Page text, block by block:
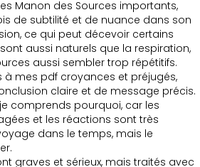
Manon des Sources importants,
de subtilité et de nuance dans son
ce qui peut décevoir certains
aussi naturels que la respiration,
aussi sembler trop répétitifs.
à mes pdf croyances et préjugés,
claire et de message précis.
comprends pourquoi, car les
et les réactions sont très
dans le temps, mais le
graves et sérieux, mais traités avec